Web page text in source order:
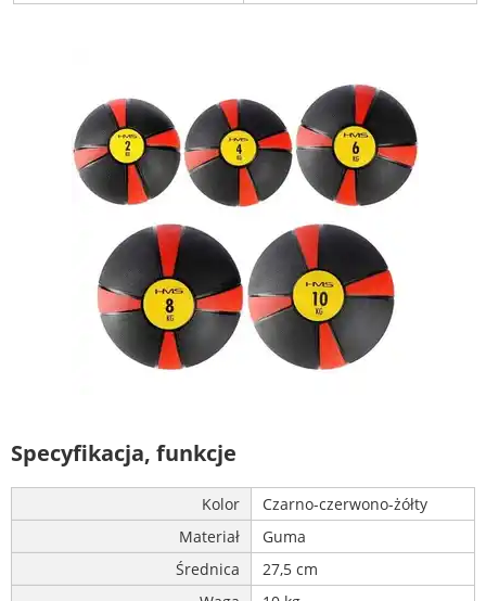
Specyfikacja, funkcje
Kolor
Czarno-czerwono-żółty
Materiał
Guma
Średnica
27,5 cm